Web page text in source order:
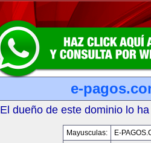
e-
El dueño de este dominio lo
Mayusculas:
E-